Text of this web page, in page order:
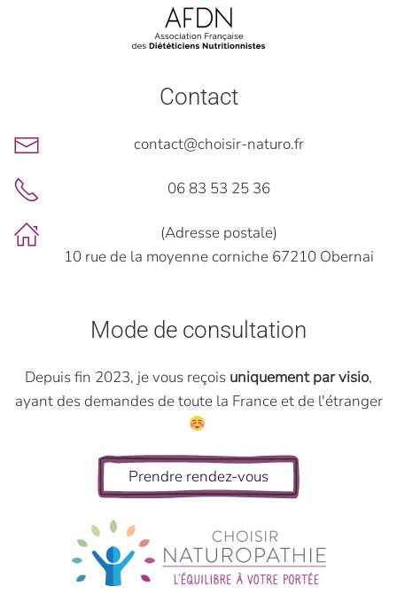
Contact
contact@choisir-naturo.fr
06 83 53 25 36
(Adresse postale)
10 rue de la moyenne corniche 67210 Obernai
Mode de consultation
Depuis fin 2023, je vous reçois uniquement par visio,
ayant des demandes de toute la France et de l'étranger
Prendre rendez-vous